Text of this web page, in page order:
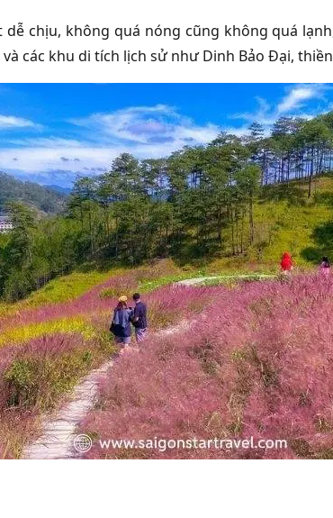
chịu, không quá nóng cũng không quá
các khu di tích lịch sử như Dinh Bảo Đại,